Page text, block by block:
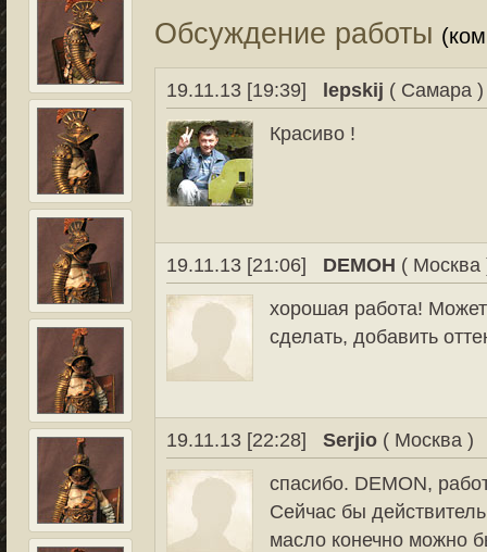
Обсуждение работы
19.11.13 [19:39] lepskij ( Самара )
Красиво !
19.11.13 [21:06] DEMOH ( Москва
хорошая работа!
сделать, добавить
19.11.13 [22:28] Serjio ( Москва )
спасибо. DEMON,
Сейчас бы
масло конечно можно